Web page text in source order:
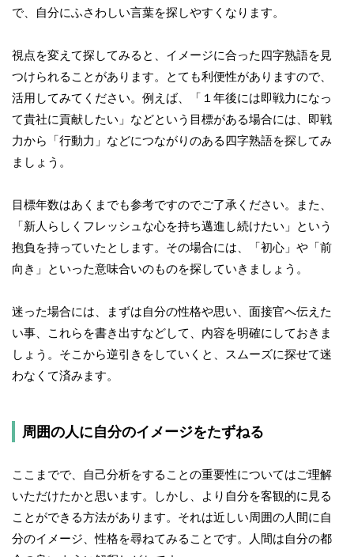
で、自分にふさわしい言葉を探しやすくなります。
視点を変えて探してみると、イメージに合った四字熟語を見
つけられることがあります。とても利便性がありますので、
活用してみてください。例えば、「１年後には即戦力になっ
て貴社に貢献したい」などという目標がある場合には、即戦
力から「行動力」などにつながりのある四字熟語を探してみ
ましょう。
目標年数はあくまでも参考ですのでご了承ください。また、
「新人らしくフレッシュな心を持ち邁進し続けたい」という
抱負を持っていたとします。その場合には、「初心」や「前
向き」といった意味合いのものを探していきましょう。
迷った場合には、まずは自分の性格や思い、面接官へ伝えた
い事、これらを書き出すなどして、内容を明確にしておきま
しょう。そこから逆引きをしていくと、スムーズに探せて迷
わなくて済みます。
周囲の人に自分のイメージをたずねる
ここまでで、自己分析をすることの重要性についてはご理解
いただけたかと思います。しかし、より自分を客観的に見る
ことができる方法があります。それは近しい周囲の人間に自
分のイメージ、性格を尋ねてみることです。人間は自分の都